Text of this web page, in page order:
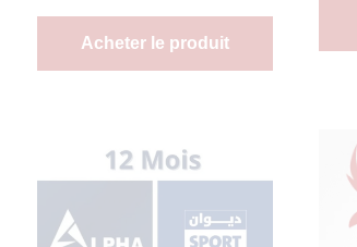
Acheter le produit